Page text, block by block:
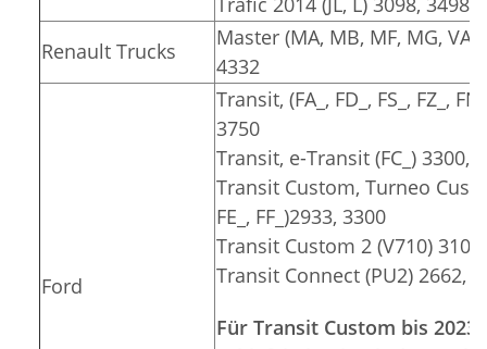
Renault Trucks
Master (MA, MB, MF, MG, VA,
4332
Ford
Transit, (FA_, FD_, FS_, FZ_,
3750
Transit, e-Transit (FC_) 3300,
Transit Custom, Turneo
FE_, FF_)2933, 3300
Transit Custom 2 (V710)
Transit Connect (PU2) 2662,
Für Transit Custom bis